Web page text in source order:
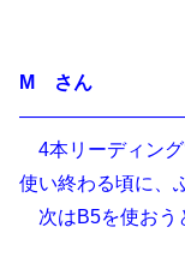
M さん
4本リーディング
使い終わる頃に、
次はB5を使おう